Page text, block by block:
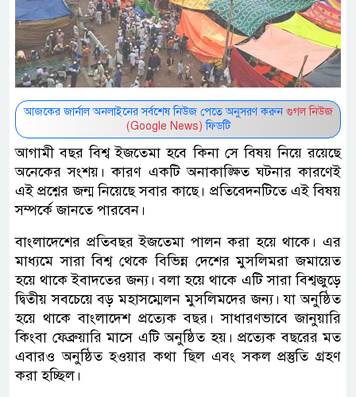
আজকের জার্নাল অনলাইনের সর্বশেষ নিউজ পেতে অনুসরণ করুন গুগল নিউজ
(Google News) ফিডটি
আগামী বছর বিশ্ব ইজতেমা হবে কিনা সে বিষয় নিয়ে রয়েছে
অনেকের সংশয়। কারণ একটি অনাকাঙ্ক্ষিত ঘটনার কারণেই
এই প্রশ্নের জন্ম নিয়েছে সবার কাছে। প্রতিবেদনটিতে এই বিষয়
সম্পর্কে জানতে পারবেন।
বাংলাদেশের প্রতিবছর ইজতেমা পালন করা হয়ে থাকে। এর
মাধ্যমে সারা বিশ্ব থেকে বিভিন্ন দেশের মুসলিমরা জমায়েত
হয়ে থাকে ইবাদতের জন্য। বলা হয়ে থাকে এটি সারা বিশ্বজুড়ে
দ্বিতীয় সবচেয়ে বড় মহাসম্মেলন মুসলিমদের জন্য। যা অনুষ্ঠিত
হয়ে থাকে বাংলাদেশ প্রত্যেক বছর। সাধারণভাবে জানুয়ারি
কিংবা ফেব্রুয়ারি মাসে এটি অনুষ্ঠিত হয়। প্রত্যেক বছরের মত
এবারও অনুষ্ঠিত হওয়ার কথা ছিল এবং সকল প্রস্তুতি গ্রহণ
করা হচ্ছিল।